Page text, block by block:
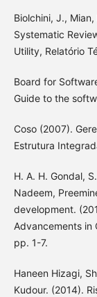
Biolchini, J.,
Systematic
Utility, Relatório
Board for
Guide to the
Coso (2007).
Estrutura
H. A. H. Gondal,
Nadeem,
development.
Advancements in
pp. 1-7.
Haneen Hizagi,
Kudour. (2014).